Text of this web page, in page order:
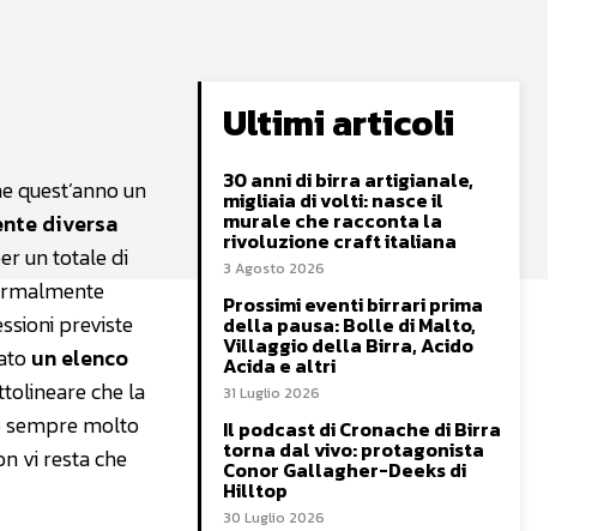
quest’anno un
diversa
un totale di
previste
un elenco
che la
sempre molto
vi resta che
Ultimi articoli
30 anni di birra artigianale,
migliaia di volti: nasce il
murale che racconta la
rivoluzione craft italiana
3 Agosto 2026
Prossimi eventi birrari prima
della pausa: Bolle di Malto,
Villaggio della Birra, Acido
Acida e altri
31 Luglio 2026
Il podcast di Cronache di Birra
torna dal vivo: protagonista
Conor Gallagher-Deeks di
Hilltop
30 Luglio 2026